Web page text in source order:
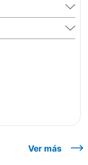
Ver más